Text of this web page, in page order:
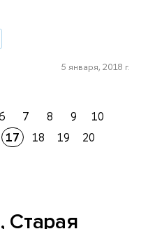
5 января, 2018 г.
7 8 9
10
17 18 19
20
Старая